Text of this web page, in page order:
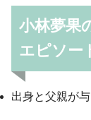
小林夢果
エピソー
出身と父親が